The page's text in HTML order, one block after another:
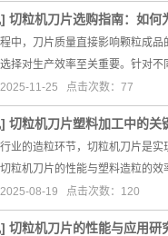
] 切粒机刀片选购指南：如何
中，刀片质量直接影响颗粒成
择对生产效率至关重要。针对不
11-25 点击次数：77
] 切粒机刀片塑料加工中的关
业的造粒环节，切粒机刀片是
粒机刀片的性能与塑料造粒的效
08-19 点击次数：120
] 切粒机刀片的性能与应用研